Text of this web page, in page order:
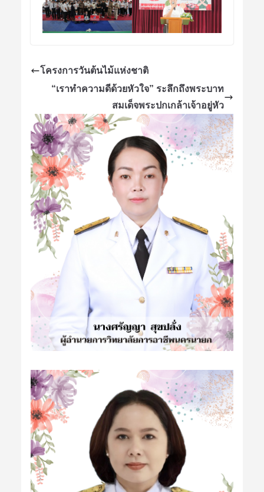
โครงการวันต้นไม้แห่งชาติ
“เราทำความดีด้วยหัวใจ” ระลึกถึงพระบาท
สมเด็จพระปกเกล้าเจ้าอยู่หัว